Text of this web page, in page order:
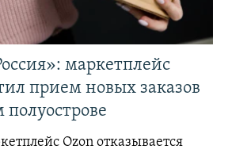
маркетплейс
прием новых заказов
Ozon отказывается